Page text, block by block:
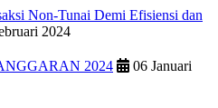
Non-Tunai Demi Efisiensi dan
2024
2024
06 Januari